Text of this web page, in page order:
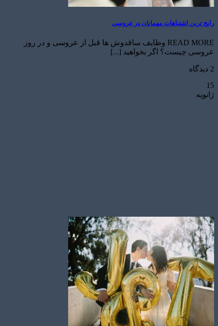
رایج ترین اشتباهات مهمانان در عروسی
READ MORE وظایف ساقدوش ها قبل از عروسی و در روز
عروسی چیست؟ اگر بخواهید [...]
2 دیدگاه
15
ژانویه